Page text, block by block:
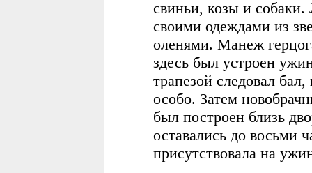
свиньи, козы и
своими одеждами из
оленями. Манеж
здесь был устроен
трапезой следовал
особо. Затем
был построен близь
оставались до восьми
присутствовала на